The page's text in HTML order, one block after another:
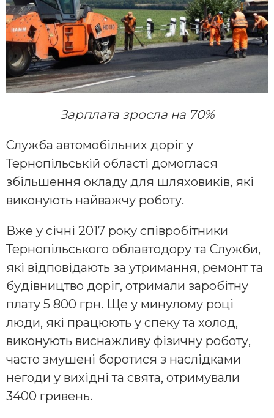
Зарплата зросла на 70%
Служба автомобільних доріг у
Тернопільській області домоглася
збільшення окладу для шляховиків, які
виконують найважчу роботу.
Вже у січні 2017 року співробітники
Тернопільського облавтодору та Служби,
які відповідають за утримання, ремонт та
будівництво доріг, отримали заробітну
плату 5 800 грн. Ще у минулому році
люди, які працюють у спеку та холод,
виконують виснажливу фізичну роботу,
часто змушені боротися з наслідками
негоди у вихідні та свята, отримували
3400 гривень.